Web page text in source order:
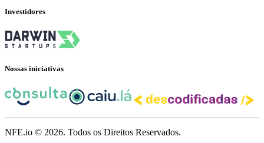
Investidores
Nossas iniciativas
NFE.io © 2026. Todos os Direitos Reservados.